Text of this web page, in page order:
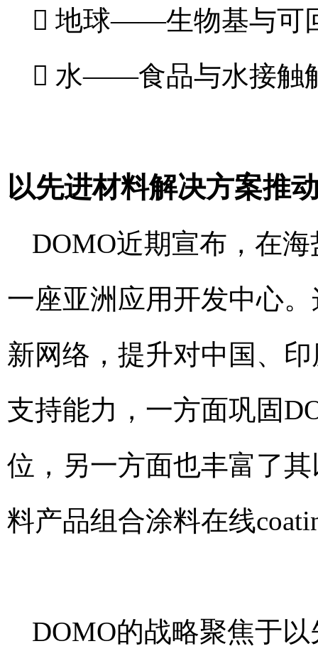
 地球——生物基与可
 水——食品与水接触
以先进材料解决方案推
DOMO近期宣布，在
一座亚洲应用开发中心
新网络，提升对中国、
支持能力，一方面巩固
位，另一方面也丰富了
料产品组合涂料在线
DOMO的战略聚焦于